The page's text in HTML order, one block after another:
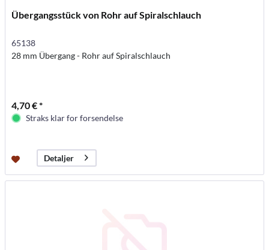
Übergangsstück von Rohr auf Spiralschlauch
65138
28 mm Übergang - Rohr auf Spiralschlauch
4,70 € *
Straks klar for forsendelse
Detaljer